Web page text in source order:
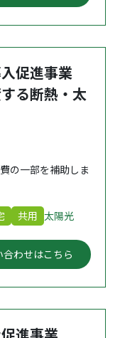
促進事業
る断熱・太
の一部を補助しま
共用 太陽光
わせはこちら